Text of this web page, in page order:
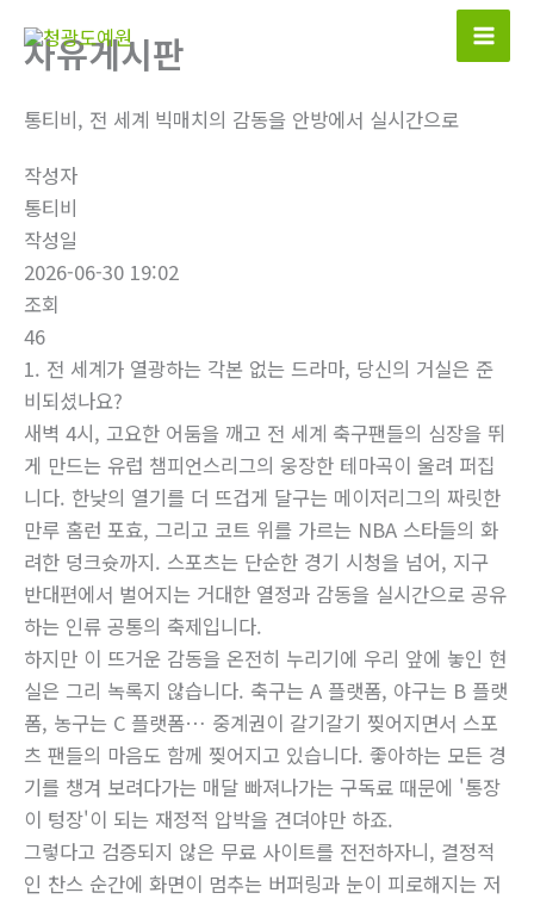
자유게시판
통티비, 전 세계 빅매치의 감동을 안방에서 실시간으로
작성자
통티비
작성일
2026-06-30 19:02
조회
46
1. 전 세계가 열광하는 각본 없는 드라마, 당신의 거실은 준
비되셨나요?
새벽 4시, 고요한 어둠을 깨고 전 세계 축구팬들의 심장을 뛰
게 만드는 유럽 챔피언스리그의 웅장한 테마곡이 울려 퍼집
니다. 한낮의 열기를 더 뜨겁게 달구는 메이저리그의 짜릿한
만루 홈런 포효, 그리고 코트 위를 가르는 NBA 스타들의 화
려한 덩크슛까지. 스포츠는 단순한 경기 시청을 넘어, 지구
반대편에서 벌어지는 거대한 열정과 감동을 실시간으로 공유
하는 인류 공통의 축제입니다.
하지만 이 뜨거운 감동을 온전히 누리기에 우리 앞에 놓인 현
실은 그리 녹록지 않습니다. 축구는 A 플랫폼, 야구는 B 플랫
폼, 농구는 C 플랫폼… 중계권이 갈기갈기 찢어지면서 스포
츠 팬들의 마음도 함께 찢어지고 있습니다. 좋아하는 모든 경
기를 챙겨 보려다가는 매달 빠져나가는 구독료 때문에 '통장
이 텅장'이 되는 재정적 압박을 견뎌야만 하죠.
그렇다고 검증되지 않은 무료 사이트를 전전하자니, 결정적
인 찬스 순간에 화면이 멈추는 버퍼링과 눈이 피로해지는 저